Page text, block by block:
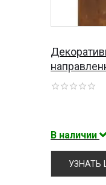
В наличии
УЗНАТЬ